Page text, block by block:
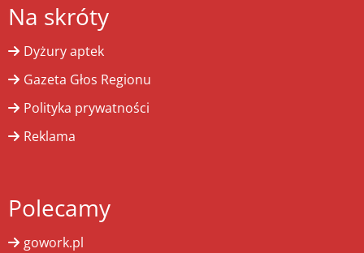
Na skróty
Dyżury aptek
Gazeta Głos Regionu
Polityka prywatności
Reklama
Polecamy
gowork.pl